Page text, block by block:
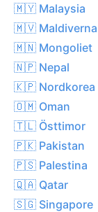
🇲🇾 Malaysia
🇲🇻 Maldiverna
🇲🇳 Mongoliet
🇳🇵 Nepal
🇰🇵 Nordkorea
🇴🇲 Oman
🇹🇱 Östtimor
🇵🇰 Pakistan
🇵🇸 Palestina
🇶🇦 Qatar
🇸🇬 Singapore